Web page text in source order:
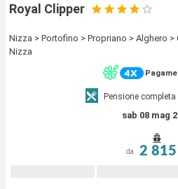
Royal Clipper
Nizza > Portofino > Propriano > Alghero >
Nizza
Pensione completa
sab 08 mag
da 2